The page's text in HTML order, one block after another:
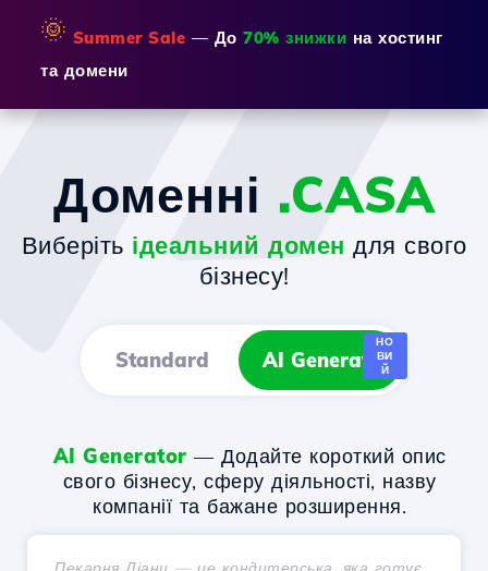
🌞 Summer Sale — До 70% знижки на хостинг
та домени
Доменні .CASA
Виберіть ідеальний домен для свого
бізнесу!
Standard AI Generator
НО
ВИ
Й
AI Generator — Додайте короткий опис
свого бізнесу, сферу діяльності, назву
компанії та бажане розширення.